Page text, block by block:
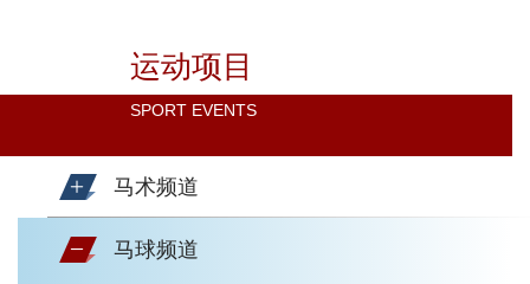
运动项目
SPORT EVENTS
马术频道
马球频道